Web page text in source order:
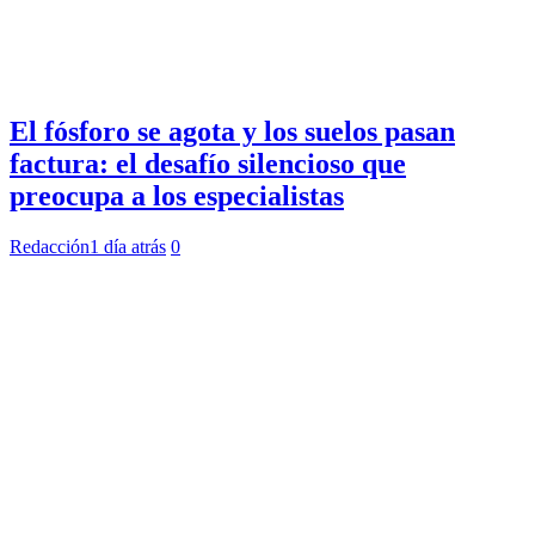
El fósforo se agota y los suelos pasan
factura: el desafío silencioso que
preocupa a los especialistas
Redacción1 día atrás 0